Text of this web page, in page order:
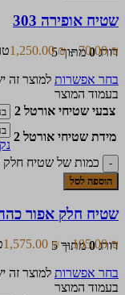
שטיח אופירה 303
דורג0מתוך 570.00₪
–
1,250.00₪
בחר אפשרות למוצר זה
בעמוד המוצר
צבעי שטיחי אורטל 2
מידת שטיחי אורטל 2
כמות של שטיח חלק
הוספה לסל
שטיח חלק אפור כהה
דורג0מתוך 5105.00₪
–
1,575.00 ₪
בחר אפשרות למוצר זה
בעמוד המוצר